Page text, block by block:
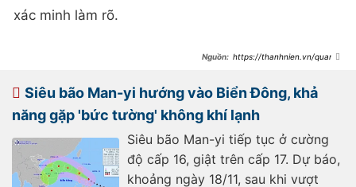
xác minh làm rõ.
https://thanhnien.vn/quang-
185250123160446183.htm
Siêu bão Man-yi hướng vào Biển Đông, khả
năng gặp 'bức tường' không khí lạnh
Siêu bão Man-yi tiếp tục ở cường
độ cấp 16, giật trên cấp 17. Dự báo,
khoảng ngày 18/11, sau khi vượt